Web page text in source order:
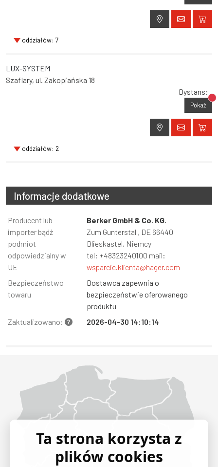
oddziałów: 7
LUX-SYSTEM
Szaflary, ul. Zakopiańska 18
Dystans:
Pokaż
oddziałów: 2
Informacje dodatkowe
Informacja
Wartość
Producent lub
importer bądź
podmiot
odpowiedzialny w
UE
Berker GmbH & Co. KG.
Zum Gunterstal , DE 66440
Blieskastel, Niemcy
tel: +48323240100 mail:
wsparcie.klienta@hager.com
Bezpieczeństwo
towaru
Dostawca zapewnia o
bezpieczeństwie oferowanego
produktu
Zaktualizowano:
2026-04-30 14:10:14
Ta strona korzysta z
plików cookies